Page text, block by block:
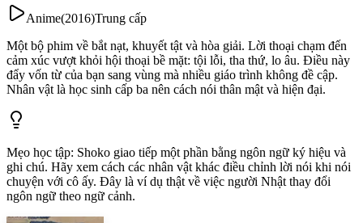
Anime(2016)Trung cấp
Một bộ phim về bắt nạt, khuyết tật và hòa giải. Lời thoại chạm đến
cảm xúc vượt khỏi hội thoại bề mặt: tội lỗi, tha thứ, lo âu. Điều này
đẩy vốn từ của bạn sang vùng mà nhiều giáo trình không đề cập.
Nhân vật là học sinh cấp ba nên cách nói thân mật và hiện đại.
Mẹo học tập: Shoko giao tiếp một phần bằng ngôn ngữ ký hiệu và
ghi chú. Hãy xem cách các nhân vật khác điều chỉnh lời nói khi nói
chuyện với cô ấy. Đây là ví dụ thật về việc người Nhật thay đổi
ngôn ngữ theo ngữ cảnh.